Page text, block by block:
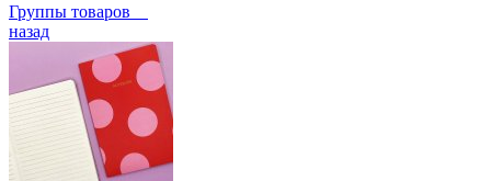
Группы товаров
назад